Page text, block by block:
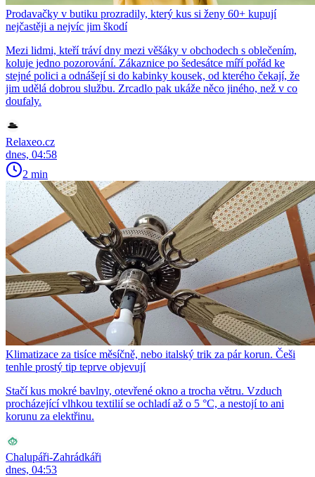
Prodavačky v butiku prozradily, který kus si ženy 60+ kupují
nejčastěji a nejvíc jim škodí
Mezi lidmi, kteří tráví dny mezi věšáky v obchodech s oblečením,
koluje jedno pozorování. Zákaznice po šedesátce míří pořád ke
stejné polici a odnášejí si do kabinky kousek, od kterého čekají, že
jim udělá dobrou službu. Zrcadlo pak ukáže něco jiného, než v co
doufaly.
Relaxeo.cz
dnes, 04:58
2 min
Klimatizace za tisíce měsíčně, nebo italský trik za pár korun. Češi
tenhle prostý tip teprve objevují
Stačí kus mokré bavlny, otevřené okno a trocha větru. Vzduch
procházející vlhkou textilií se ochladí až o 5 °C, a nestojí to ani
korunu za elektřinu.
Chalupáři-Zahrádkáři
dnes, 04:53